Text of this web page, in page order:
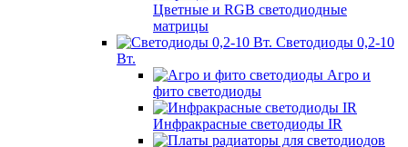
Цветные и RGB светодиодные
матрицы
Светодиоды 0,2-10
Вт.
Агро и
фито светодиоды
Инфракрасные светодиоды IR